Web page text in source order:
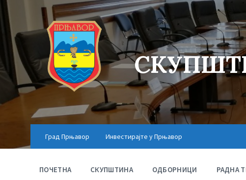
Град Прњавор Инвестирајте у Прњавор
ПОЧЕТНА СКУПШТИНА ОДБОРНИЦИ РАДНА